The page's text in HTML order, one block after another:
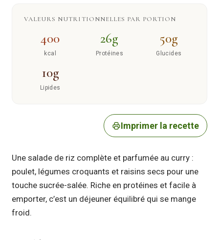
VALEURS NUTRITIONNELLES PAR PORTION
400
kcal
26g
Protéines
50g
Glucides
10g
Lipides
Imprimer la recette
Une salade de riz complète et parfumée au curry :
poulet, légumes croquants et raisins secs pour une
touche sucrée-salée. Riche en protéines et facile à
emporter, c’est un déjeuner équilibré qui se mange
froid.